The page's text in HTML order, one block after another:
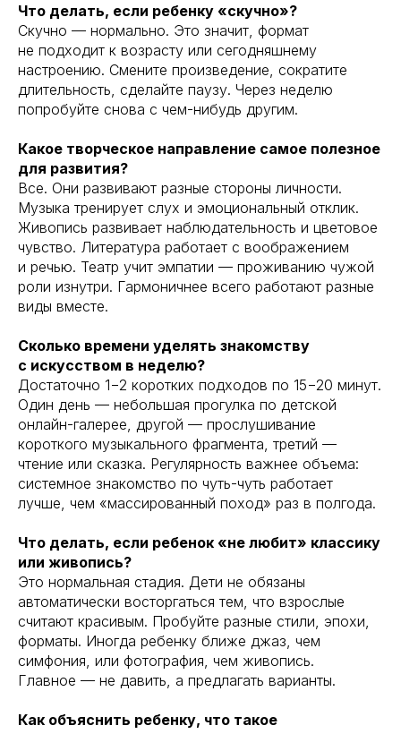
Что делать, если ребенку «скучно»?
Скучно — нормально. Это значит, формат
не подходит к возрасту или сегодняшнему
настроению. Смените произведение, сократите
длительность, сделайте паузу. Через неделю
попробуйте снова с чем-нибудь другим.
Какое творческое направление самое полезное
для развития?
Все. Они развивают разные стороны личности.
Музыка тренирует слух и эмоциональный отклик.
Живопись развивает наблюдательность и цветовое
чувство. Литература работает с воображением
и речью. Театр учит эмпатии — проживанию чужой
роли изнутри. Гармоничнее всего работают разные
виды вместе.
Сколько времени уделять знакомству
с искусством в неделю?
Достаточно 1−2 коротких подходов по 15−20 минут.
Один день — небольшая прогулка по детской
онлайн-галерее, другой — прослушивание
короткого музыкального фрагмента, третий —
чтение или сказка. Регулярность важнее объема:
системное знакомство по чуть-чуть работает
лучше, чем «массированный поход» раз в полгода.
Что делать, если ребенок «не любит» классику
или живопись?
Это нормальная стадия. Дети не обязаны
автоматически восторгаться тем, что взрослые
считают красивым. Пробуйте разные стили, эпохи,
форматы. Иногда ребенку ближе джаз, чем
симфония, или фотография, чем живопись.
Главное — не давить, а предлагать варианты.
Как объяснить ребенку, что такое